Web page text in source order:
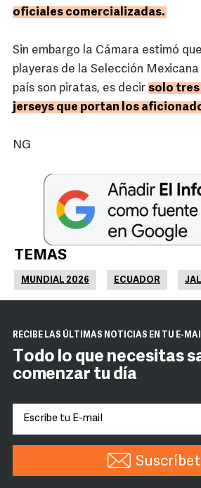
oficiales comercializadas.
Sin embargo la Cámara estimó
playeras de la Selección Mexicana
país son piratas, es decir solo tres
jerseys que portan los
NG
TEMAS
MUNDIAL 2026 ECUADOR
RECIBE LAS ÚLTIMAS NOTICIAS EN TU E-
Todo lo que necesitas
comenzar tu día